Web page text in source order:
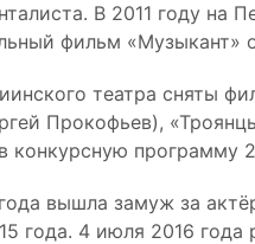
В 2011 году на
фильм «Музыкант»
театра сняты
Прокофьев),
конкурсную программу
вышла замуж за
года. 4 июля 2016